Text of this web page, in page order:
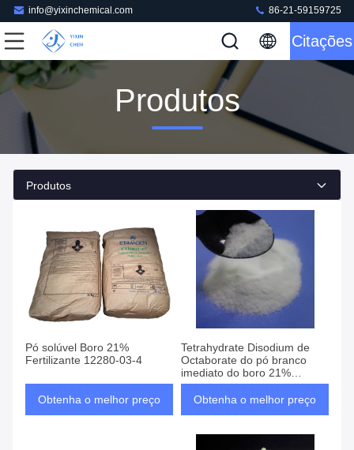
info@yixinchemical.com 86-21-59159725
Citações
Produtos
Produtos
Pó solúvel Boro 21%
Fertilizante 12280-03-4
Obtenha o melhor preço
Tetrahydrate Disodium de
Octaborate do pó branco
imediato do boro 21%
(PONTO)
Obtenha o melhor preço